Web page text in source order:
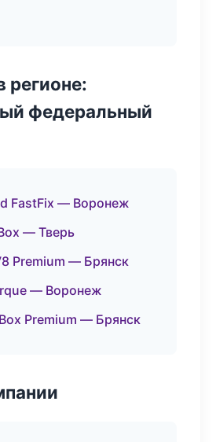
регионе:
федеральный
FastFix — Воронеж
— Тверь
Premium — Брянск
— Воронеж
Premium — Брянск